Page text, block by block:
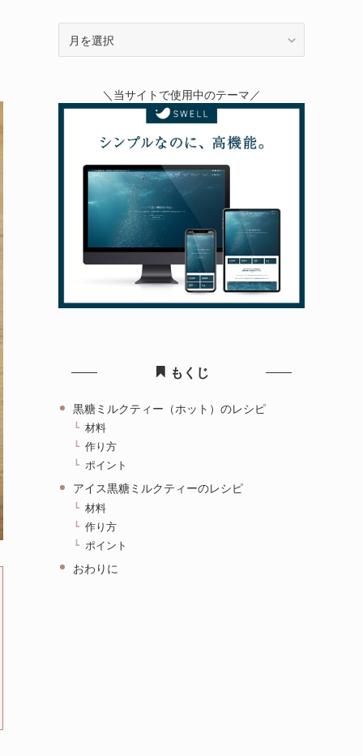
ー
＼当サイトで使用中のテーマ／
もくじ
黒糖ミルクティー（ホット）のレシピ
材料
作り方
ポイント
アイス黒糖ミルクティーのレシピ
材料
作り方
ポイント
おわりに